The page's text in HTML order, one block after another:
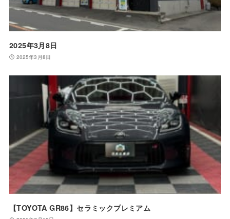
2025年3月8日
2025年3月8日
【TOYOTA GR86】セラミックプレミアム